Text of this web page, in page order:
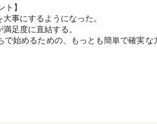
】
事にするようになった。
足度に直結する。
始めるための、もっとも簡単で確実な